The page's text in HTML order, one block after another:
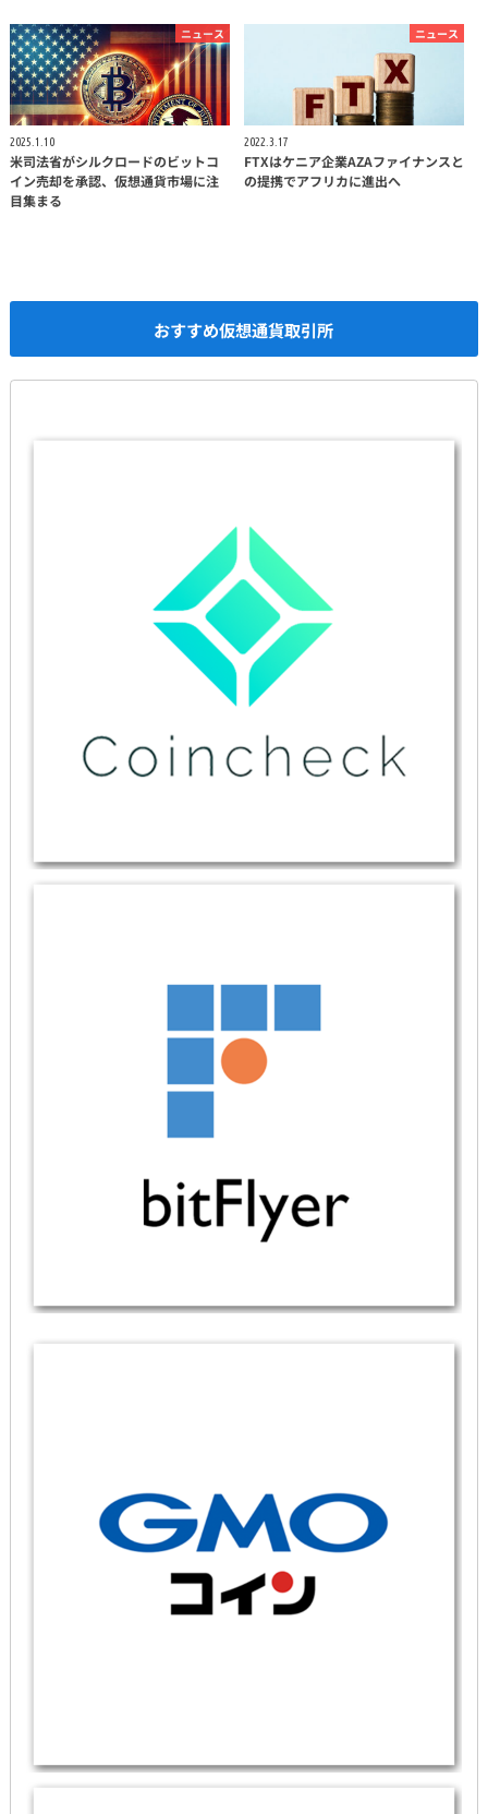
ニュース
2025.1.10
米司法省がシルクロードのビットコ
イン売却を承認、仮想通貨市場に注
目集まる
ニュース
2022.3.17
FTXはケニア企業AZAファイナンスと
の提携でアフリカに進出へ
おすすめ仮想通貨取引所